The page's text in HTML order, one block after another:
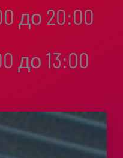
до 20:00
до 13:00